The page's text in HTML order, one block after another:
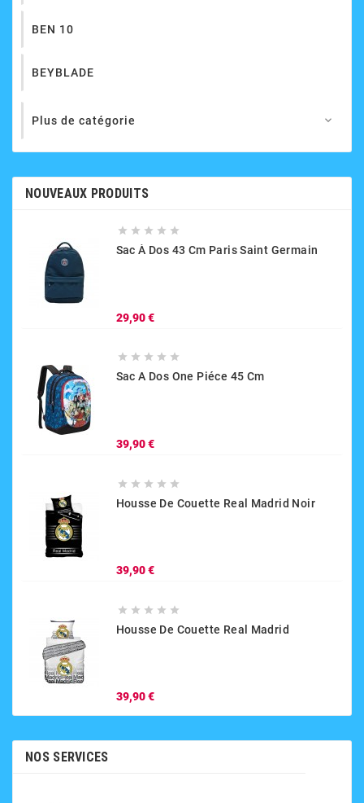
BEN 10
BEYBLADE
Plus de catégorie 
NOUVEAUX PRODUITS
    
Sac À Dos 43 Cm Paris Saint Germain
29,90 €Prix
    
Sac A Dos One Piéce 45 Cm
39,90 €Prix
    
Housse De Couette Real Madrid Noir
39,90 €Prix
    
Housse De Couette Real Madrid
39,90 €Prix
NOS SERVICES